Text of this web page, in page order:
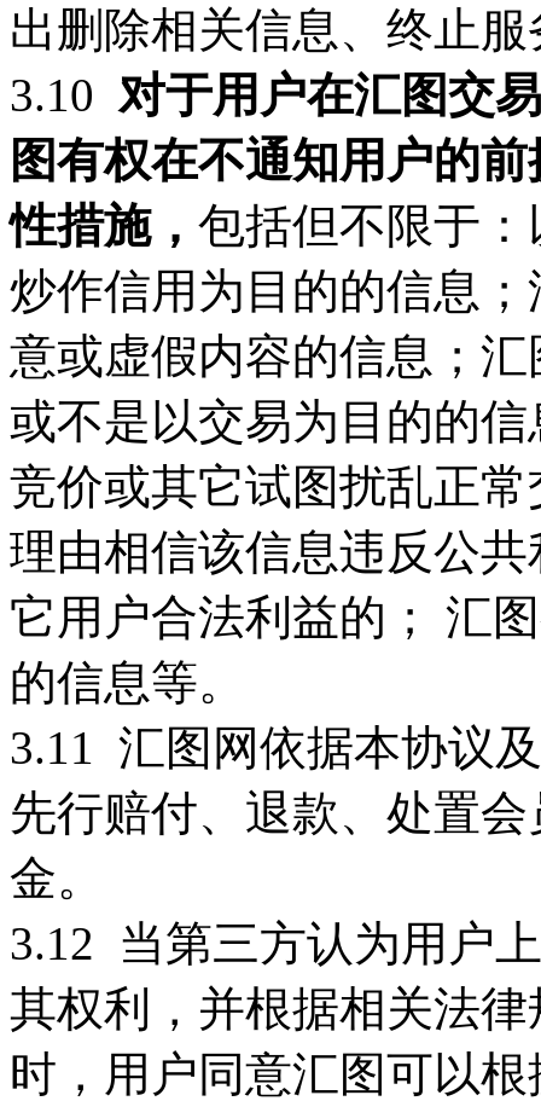
出删除相关信息、终止
3.10 对于用户在汇图交
图有权在不通知用户的
性措施， 包括但不限于
炒作信用为目的的信息
意或虚假内容的信息；
或不是以交易为目的的
竞价或其它试图扰乱正
理由相信该信息违反公
它用户合法利益的；
汇
的信息等。
3.11 汇图网依据本协议
先行赔付、退款、处置
金。
3.12 当第三方认为用户
其权利，并根据相关法
时，用户同意汇图可以